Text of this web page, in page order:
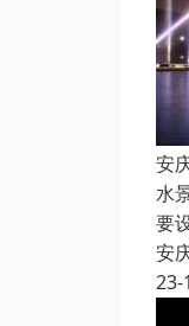
安
水
要
安
23-